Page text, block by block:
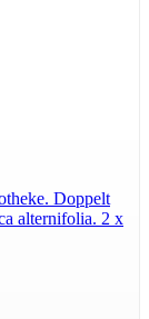
Doppelt
alternifolia. 2 x